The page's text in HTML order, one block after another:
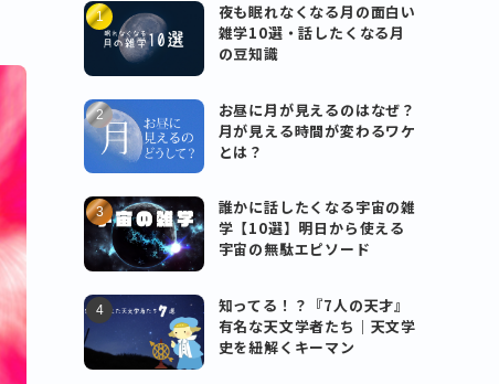
夜も眠れなくなる月の面白い
雑学10選・話したくなる月
の豆知識
お昼に月が見えるのはなぜ？
月が見える時間が変わるワケ
とは？
誰かに話したくなる宇宙の雑
学【10選】明日から使える
宇宙の無駄エピソード
知ってる！？『7人の天才』
有名な天文学者たち｜天文学
史を紐解くキーマン